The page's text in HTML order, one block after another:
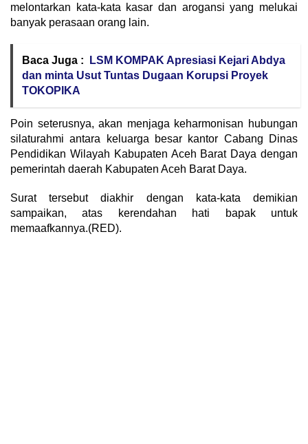
melontarkan kata-kata kasar dan arogansi yang melukai
banyak perasaan orang lain.
Baca Juga :
LSM KOMPAK Apresiasi Kejari Abdya
dan minta Usut Tuntas Dugaan Korupsi Proyek
TOKOPIKA
Poin seterusnya, akan menjaga keharmonisan hubungan
silaturahmi antara keluarga besar kantor Cabang Dinas
Pendidikan Wilayah Kabupaten Aceh Barat Daya dengan
pemerintah daerah Kabupaten Aceh Barat Daya.
Surat tersebut diakhir dengan kata-kata demikian
sampaikan, atas kerendahan hati bapak untuk
memaafkannya.(RED).